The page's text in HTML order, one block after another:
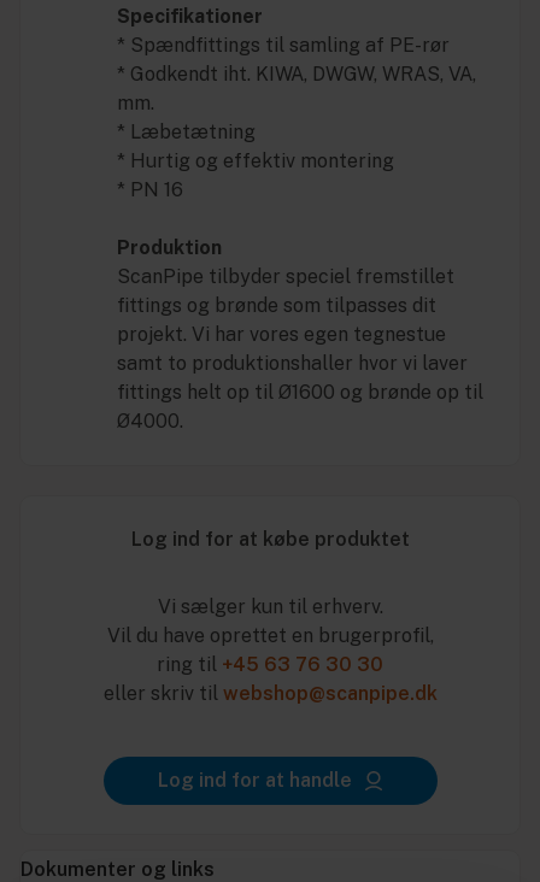
Specifikationer
* Spændfittings til samling af PE-rør
* Godkendt iht. KIWA, DWGW, WRAS, VA,
mm.
* Læbetætning
* Hurtig og effektiv montering
* PN 16
Produktion
ScanPipe tilbyder speciel fremstillet
fittings og brønde som tilpasses dit
projekt. Vi har vores egen tegnestue
samt to produktionshaller hvor vi laver
fittings helt op til Ø1600 og brønde op til
Ø4000.
Log ind for at købe produktet
Vi sælger kun til erhverv.
Vil du have oprettet en brugerprofil,
ring til +45 63 76 30 30
eller skriv til webshop@scanpipe.dk
Log ind for at handle
Dokumenter og links